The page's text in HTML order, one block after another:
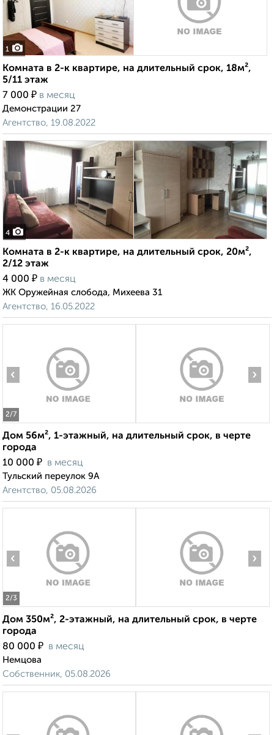
1
Комната в 2-к квартире, на длительный срок, 18м²,
5/11 этаж
7 000 ₽ в месяц
Демонстрации 27
Агентство, 19.08.2022
4
Комната в 2-к квартире, на длительный срок, 20м²,
2/12 этаж
4 000 ₽ в месяц
ЖК Оружейная слобода, Михеева 31
Агентство, 16.05.2022
2/7
‹ ›
Дом 56м², 1-этажный, на длительный срок, в черте
города
10 000 ₽ в месяц
Тульский переулок 9А
Агентство, 05.08.2026
2/3
‹ ›
Дом 350м², 2-этажный, на длительный срок, в черте
города
80 000 ₽ в месяц
Немцова
Собственник, 05.08.2026